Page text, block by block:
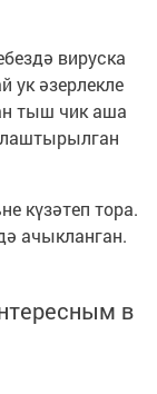
вируска
ук әзерлекле
тыш чик аша
күзәтеп тора.
ачыкланган.
в